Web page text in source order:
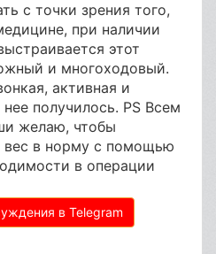
с точки зрения того,
при наличии
этот
и многоходовый.
активная и
получилось. PS Всем
желаю, чтобы
вес в норму с помощью
в операции
в Telegram